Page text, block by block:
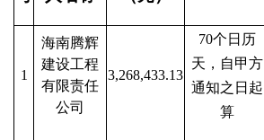
1
海南腾辉
建设工程
有限责任
公司
3,268,433.13
70个日历
天，自甲方
通知之日起
算